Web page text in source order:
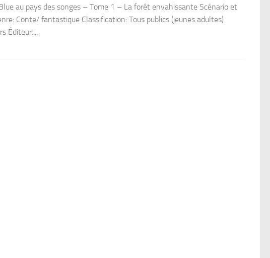
au pays des songes – Tome 1 – La forêt envahissante Scénario et
Conte/ fantastique Classification: Tous publics (jeunes adultes)
Éditeur:...